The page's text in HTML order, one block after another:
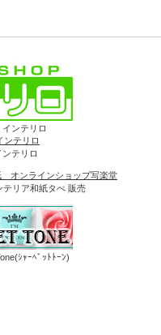
ンテリロ
テリロ
テリア和紙タぺ 販売
ｼｬｰﾍﾞｯﾄﾄｰﾝ)